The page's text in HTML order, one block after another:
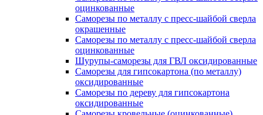
оцинкованные
Саморезы по металлу с пресс-шайбой сверла
окрашенные
Саморезы по металлу с пресс-шайбой сверла
оцинкованные
Шурупы-саморезы для ГВЛ оксидированные
Саморезы для гипсокартона (по металлу)
оксидированные
Саморезы по дереву для гипсокартона
оксидированные